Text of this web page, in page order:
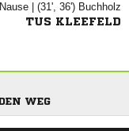
 | (31', 36') 
TUS KLEEFELD
WEG